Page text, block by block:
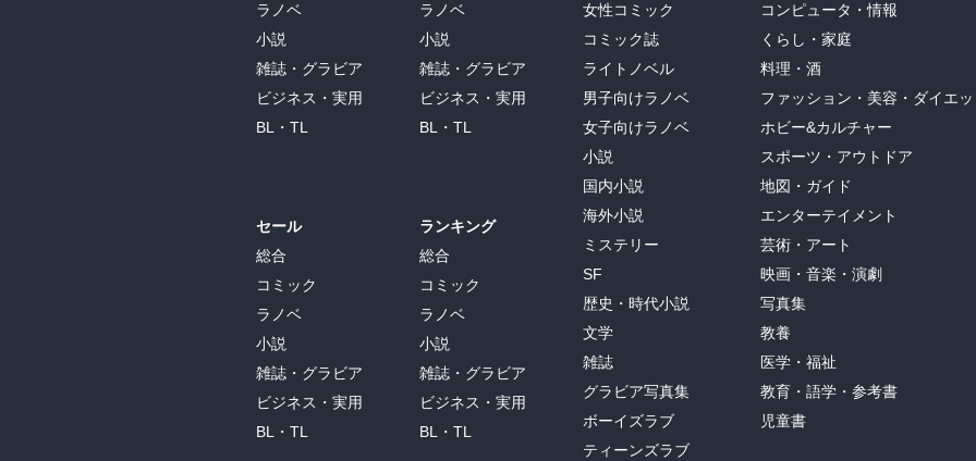
ラノベ
小説
雑誌・グラビア
ビジネス・実用
BL・TL
セール
総合
コミック
ラノベ
小説
雑誌・グラビア
ビジネス・実用
BL・TL
ラノベ
小説
雑誌・グラビア
ビジネス・実用
BL・TL
ランキング
総合
コミック
ラノベ
小説
雑誌・グラビア
ビジネス・実用
BL・TL
女性コミック
コミック誌
ライトノベル
男子向けラノベ
女子向けラノベ
小説
国内小説
海外小説
ミステリー
SF
歴史・時代小説
文学
雑誌
グラビア写真集
ボーイズラブ
ティーンズラブ
コンピュータ・情報
くらし・家庭
料理・酒
ファッション・美容・ダイエッ
ホビー&カルチャー
スポーツ・アウトドア
地図・ガイド
エンターテイメント
芸術・アート
映画・音楽・演劇
写真集
教養
医学・福祉
教育・語学・参考書
児童書